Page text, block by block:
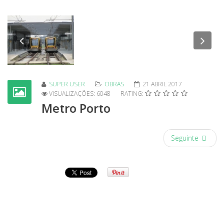
Previous
SUPER USER OBRAS
21 ABRIL 2017
VISUALIZAÇÕES: 6048
RATING:
Metro Porto
Seguinte